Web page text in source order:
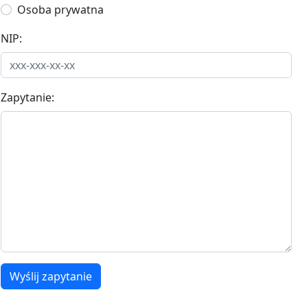
Osoba prywatna
NIP:
Zapytanie:
Wyślij zapytanie